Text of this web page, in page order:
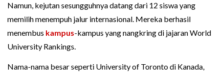
Namun, kejutan sesungguhnya datang dari 12 siswa yang
memilih menempuh jalur internasional. Mereka berhasil
menembus kampus-kampus yang nangkring di jajaran World
University Rankings.
Nama-nama besar seperti University of Toronto di Kanada,